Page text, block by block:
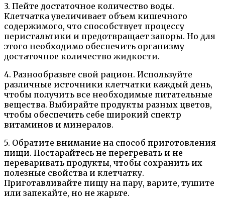
3. Пейте достаточное количество воды.
Клетчатка увеличивает объем кишечного
содержимого, что способствует процессу
перистальтики и предотвращает запоры. Но для
этого необходимо обеспечить организму
достаточное количество жидкости.
4. Разнообразьте свой рацион. Используйте
различные источники клетчатки каждый день,
чтобы получить все необходимые питательные
вещества. Выбирайте продукты разных цветов,
чтобы обеспечить себе широкий спектр
витаминов и минералов.
5. Обратите внимание на способ приготовления
пищи. Постарайтесь не перегревать и не
переваривать продукты, чтобы сохранить их
полезные свойства и клетчатку.
Приготавливайте пищу на пару, варите, тушите
или запекайте, но не жарьте.